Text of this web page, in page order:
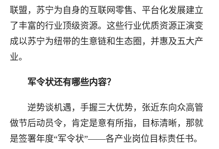
联盟，苏宁为自身的互联网零售、平台化发展建立
了丰富的行业顶级资源。这些行业优质资源正演变
成以苏宁为纽带的生意链和生态圈，并惠及五大产
业。
军令状还有哪些内容？
逆势谈机遇，手握三大优势，张近东向众高管
做节后动员令，肯定是意有所指，目标清晰，那就
是签署年度“军令状”——各产业岗位目标责任书。